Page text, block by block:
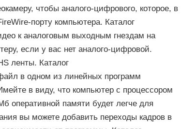
чтобы аналого-цифрового, которое, в
порту компьютера. Каталог
к аналоговым выходным гнездам на
если у вас нет аналого-цифровой.
ленты. Каталог
в одном из линейных программ
в виду, что компьютер с процессором
оперативной памяти будет легче для
вы можете добавить переходы кадров в